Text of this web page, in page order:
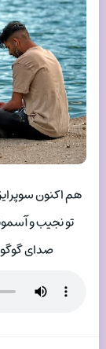
هم اکنون
تو نجیب و
صدای